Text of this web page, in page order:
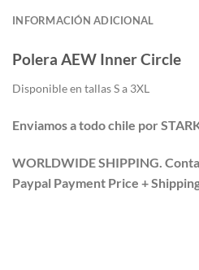
INFORMACIÓN ADICIONAL
Polera AEW Inner Circle
Disponible en tallas S a 3XL
Enviamos a todo chile por
WORLDWIDE SHIPPING.
Paypal Payment Price +